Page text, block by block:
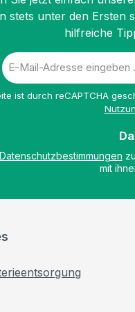
stets unter den Ersten
hilfreiche
E-
Mail-
ist durch reCAPTCHA
mit